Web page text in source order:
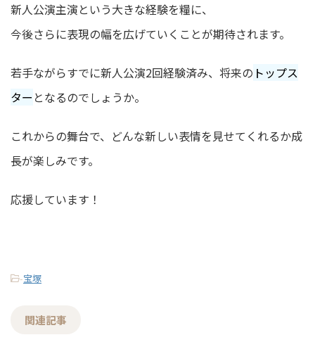
新人公演主演という大きな経験を糧に、
今後さらに表現の幅を広げていくことが期待されます。
若手ながらすでに新人公演2回経験済み、将来の トップス
ター となるのでしょうか。
これからの舞台で、どんな新しい表情を見せてくれるか成
長が楽しみです。
応援しています！
-宝塚
関連記事